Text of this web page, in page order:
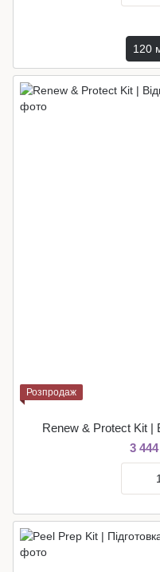
120
Розпродаж
Renew & Protect Kit |
3